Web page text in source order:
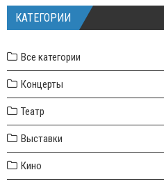
КАТЕГОРИИ
Все категории
Концерты
Театр
Выставки
Кино